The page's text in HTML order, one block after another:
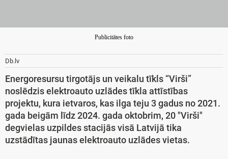
Publicitātes foto
Db.lv
Energoresursu tirgotājs un veikalu tīkls “Virši”
noslēdzis elektroauto uzlādes tīkla attīstības
projektu, kura ietvaros, kas ilga teju 3 gadus no 2021.
gada beigām līdz 2024. gada oktobrim, 20 "Virši"
degvielas uzpildes stacijās visā Latvijā tika
uzstādītas jaunas elektroauto uzlādes vietas.